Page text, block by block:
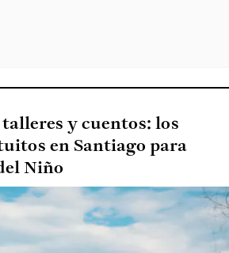
y cuentos: los
en Santiago para
Niño